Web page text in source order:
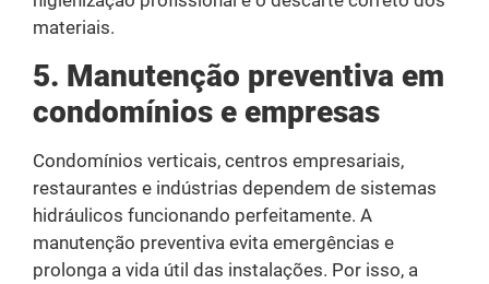
materiais.
5. Manutenção preventiva em
condomínios e empresas
Condomínios verticais, centros empresariais,
restaurantes e indústrias dependem de sistemas
hidráulicos funcionando perfeitamente. A
manutenção preventiva evita emergências e
prolonga a vida útil das instalações. Por isso, a